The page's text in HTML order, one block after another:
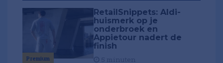
Premium
RetailSnippets: Aldi-
huismerk op je
onderbroek en
Appietour nadert de
finish